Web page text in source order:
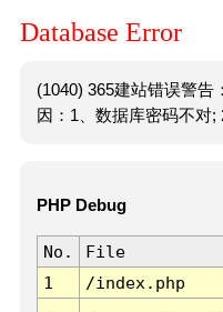
Database Error
(1040) 365建站错误警告
因：1、数据库密码不对;
PHP Debug
No. File
1
/index.php